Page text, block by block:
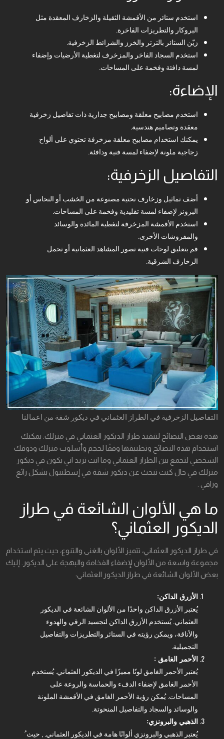
استخدم ستائر من الأقمشة الثقيلة والزخارف المعقدة مثل
البروكار والتطريزات الفاخرة.
زيّن الستائر بالترتر والخرز والشرائط الزخرفية.
استخدم السجاد الفاخر والمزخرف لتغطية الأرضيات وإضفاء
لمسة دافئة وفخمة على المساحات.
الإضاءة:
استخدم مصابيح معلقة ومصابيح جدارية ذات تفاصيل زخرفية
معقدة وتصاميم هندسية.
يمكنك استخدام مصابيح معلقة مزخرفة تحتوي على ألواح
زجاجية ملونة لإضفاء لمسة فنية ودافئة.
التفاصيل الزخرفية:
أضف تماثيل وزخارف نحتية مصنوعة من الخشب أو النحاس أو
البرونز لإضفاء لمسة تقليدية وفخمة على المساحات.
استخدم الأقمشة المزخرفة لتغطية المائدة والوسائد
والمفروشات الأخرى.
قم بتعليق لوحات فنية تصور المشاهد العثمانية أو تحمل
الزخارف الشرقية.
التفاصيل الزخرفية في الطراز العثماني في ديكور شقة من اعمالنا
هذه بعض النصائح لتنفيذ طراز الديكور العثماني في منزلك. يمكنك
استخدام هذه النصائح وتطبيقها وفقًا لحجم وأسلوب منزلك وذوقك
الشخصي لتجمع بين الطراز العثماني وما انت تريد اني يكون في ديكور
منزلك في حال كنت تبحث عن ديكور شقة في إسطنبول بشكل رائع
وراقي .
ما هي الألوان الشائعة في طراز
الديكور العثماني؟
في طراز الديكور العثماني، تتميز الألوان بالغنى والتنوع، حيث يتم استخدام
مجموعة واسعة من الألوان لإضفاء الفخامة والبهجة على الديكور. إليك
بعض الألوان الشائعة في طراز الديكور العثماني:
الأزرق الداكن:
يُعتبر الأزرق الداكن واحدًا من الألوان الشائعة في الديكور
العثماني. يُستخدم الأزرق الداكن لتجسيد الرقي والهدوء
والأناقة، ويمكن رؤيته في الستائر والتطريزات والتفاصيل
التجميلية.
الأحمر الغامق :
يُعتبر الأحمر الغامق لونًا مميزًا في الديكور العثماني. يُستخدم
الأحمر الغامق لإضفاء الدفء والحماسة والروعة على
المساحات. يُمكن رؤية الأحمر الغامق في الأقمشة الملونة
والوسائد والسجاد والتفاصيل المنحوتة.
الذهبي والبرونزي:
يُعتبر الذهبي والبرونزي ألوانًا هامة في الديكور العثماني. , حيث ُ